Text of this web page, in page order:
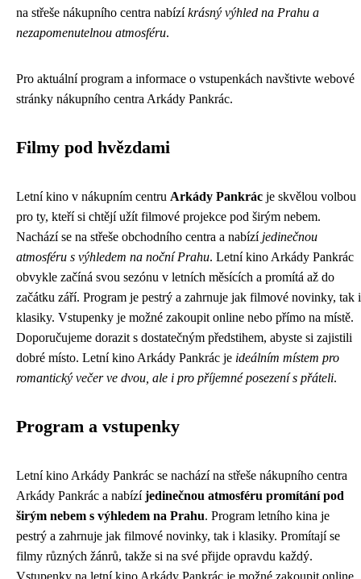
na střeše nákupního centra nabízíkrásný výhled na Prahu a
nezapomenutelnou atmosféru.
Pro aktuální program a informace o vstupenkách navštivte webové
stránky nákupního centra Arkády Pankrác.
Filmy pod hvězdami
Letní kino v nákupním centru Arkády Pankrác je skvělou volbou
pro ty, kteří si chtějí užít filmové projekce pod širým nebem.
Nachází se na střeše obchodního centra a nabízí jedinečnou
atmosféru s výhledem na noční Prahu. Letní kino Arkády Pankrác
obvykle začíná svou sezónu v letních měsících a promítá až do
začátku září. Program je pestrý a zahrnuje jak filmové novinky, tak i
klasiky. Vstupenky je možné zakoupit online nebo přímo na místě.
Doporučujeme dorazit s dostatečným předstihem, abyste si zajistili
dobré místo. Letní kino Arkády Pankrác je ideálním místem pro
romantický večer ve dvou, ale i pro příjemné posezení s přáteli.
Program a vstupenky
Letní kino Arkády Pankrác se nachází na střeše nákupního centra
Arkády Pankrác a nabízíjedinečnou atmosféru promítání pod
širým nebem s výhledem na Prahu. Program letního kina je
pestrý a zahrnuje jak filmové novinky, tak i klasiky. Promítají se
filmy různých žánrů, takže si na své přijde opravdu každý.
Vstupenky na letní kino Arkády Pankrác je možné zakoupit online